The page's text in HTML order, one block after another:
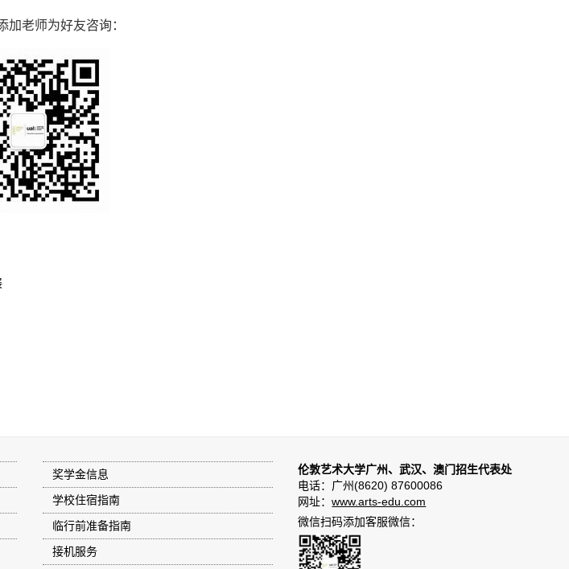
加老师为好友咨询：
奖学金信息
学校住宿指南
临行前准备指南
接机服务
伦敦艺术大学广州、武汉、澳门招生代表处
电话：广州(8620) 87600086
网址：www.arts-edu.com
微信扫码添加客服微信：